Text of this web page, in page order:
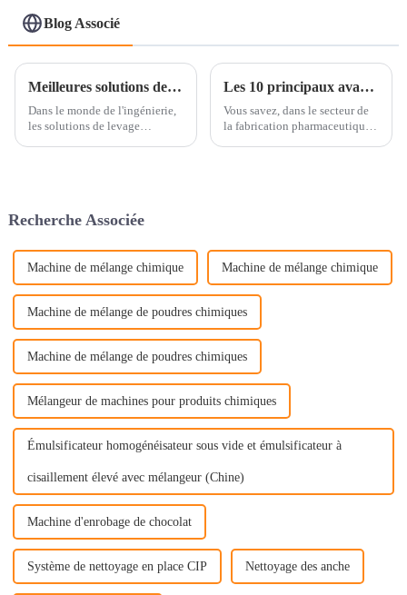
Blog Associé
Meilleures solutions de levage automatique pour les acheteurs internationaux ?
Dans le monde de l'ingénierie,
les solutions de levage
Les 10 principaux avantages de l'utilisation d'un granulateur à sec dans la fabrication pharmaceutique
Vous savez, dans le secteur de
la fabrication pharmaceutique,
Recherche Associée
Machine de mélange chimique Machine de mélange chimique
Machine de mélange de poudres chimiques
Machine de mélange de poudres chimiques
Mélangeur de machines pour produits chimiques
Émulsificateur homogénéisateur sous vide et émulsificateur à
cisaillement élevé avec mélangeur (Chine)
Machine d'enrobage de chocolat
Système de nettoyage en place CIP Nettoyage des anche